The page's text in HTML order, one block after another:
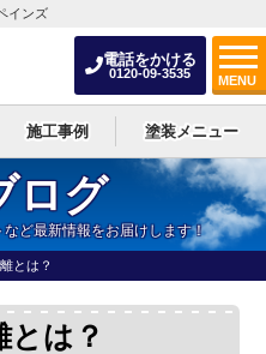
電話をかける
0120-09-3535
MENU
インズ
施工事例 塗装メニュー
ログ
ど最新情報をお届けします！
とは？
とは？